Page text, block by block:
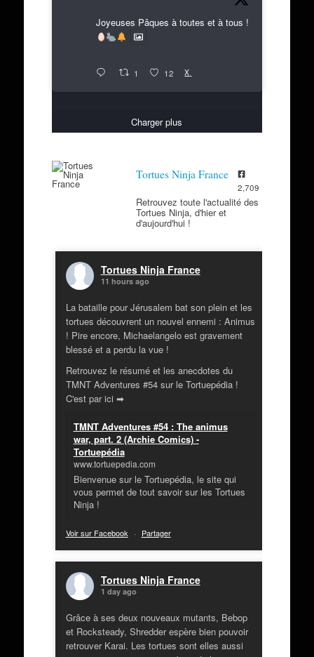
Joyeuses Pâques à toutes et à tous !
1 12 X
Charger plus
Tortues Ninja France
2,709
Retrouvez toute l'actualité des
Tortues Ninja, d'hier et
d'aujourd'hui !
Tortues Ninja France
11 hours ago
La bataille pour Jérusalem bat son plein et les
tortues découvrent un nouvel ennemi : Animus
! Pire encore, Michaelangelo est gravement
blessé et a perdu la vue !
Retrouvez le résumé et les anecdotes du
TMNT Adventures #54 sur le Tortuepédia !
C'est par ici ➡
TMNT Adventures #54 : The animus
war, part. 2 (Archie Comics) -
Tortuepédia
www.tortuepedia.com
Bienvenue sur le Tortuepédia, le site qui
vous permet de tout savoir sur les Tortues
Ninja !
Voir sur Facebook · Partager
Tortues Ninja France
1 day ago
Grâce à ses deux nouveaux mutants, Bebop
et Rocksteady, Shredder espère bien pouvoir
retrouver Karai. Les tortues sont elles aussi